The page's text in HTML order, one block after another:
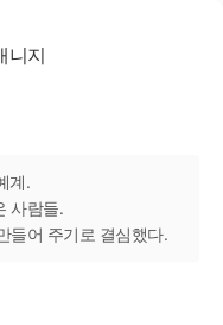
계.
사람들.
들어 주기로 결심했다.